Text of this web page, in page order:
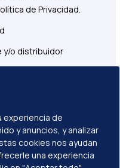
de Privacidad.
y/o distribuidor
Highway, Govant
de marketing,
al cliente
experiencia de
y anuncios, y analizar
cookies nos ayudan
una experiencia